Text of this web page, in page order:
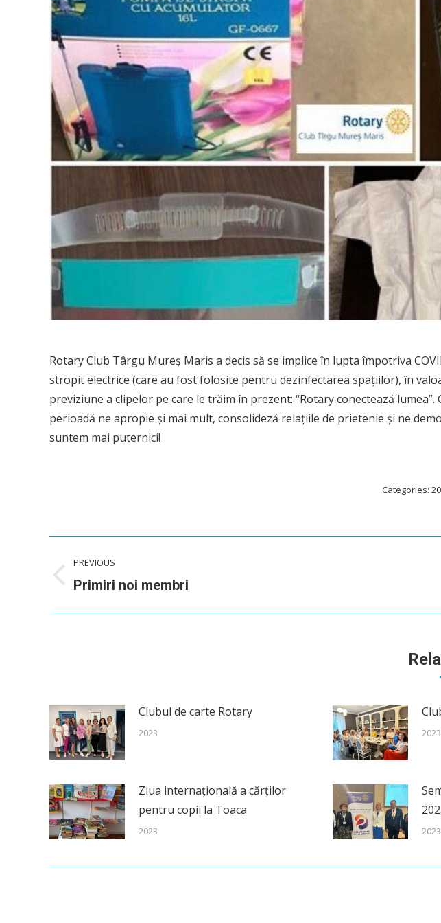
Rotary Club Târgu Mureș Maris a decis să se implice în lupta împotriva
stropit electrice (care au fost folosite pentru dezinfectarea spațiilor), în
previziune a clipelor pe care le trăim în prezent: “Rotary conectează
perioadă ne apropie și mai mult, consolideză relațiile de prietenie și ne
suntem mai puternici!
Categories:
navigation
PREVIOUS
Previous
Primiri noi membri
Clubul de carte Rotary
2023 2023
Ziua internațională a cărților
pentru copii la Toaca
2023 2023